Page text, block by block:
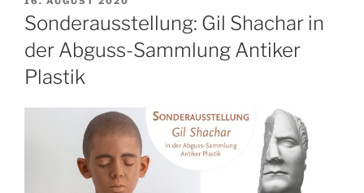
AM
Sonderausstellung: Gil Shachar in
der Abguss-Sammlung Antiker
Plastik